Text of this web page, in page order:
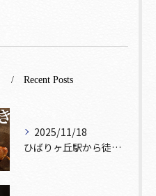
Recent Posts
2025/11/18
ひばりヶ丘駅から徒歩5分🚶‍♀️雰囲気の良い居酒屋をお探しな...